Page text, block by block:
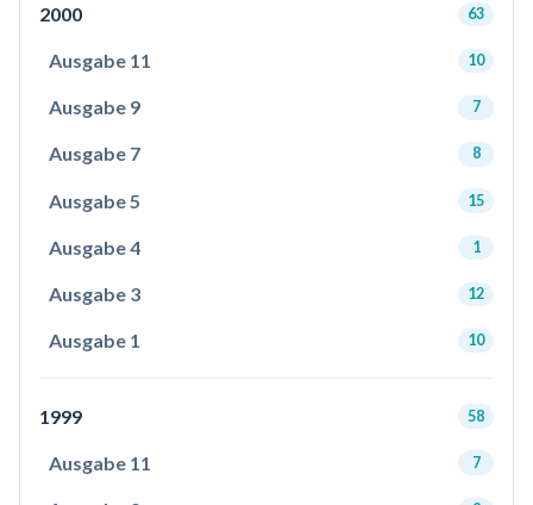
2000 63
Ausgabe 11 10
Ausgabe 9 7
Ausgabe 7 8
Ausgabe 5 15
Ausgabe 4 1
Ausgabe 3 12
Ausgabe 1 10
1999 58
Ausgabe 11 7